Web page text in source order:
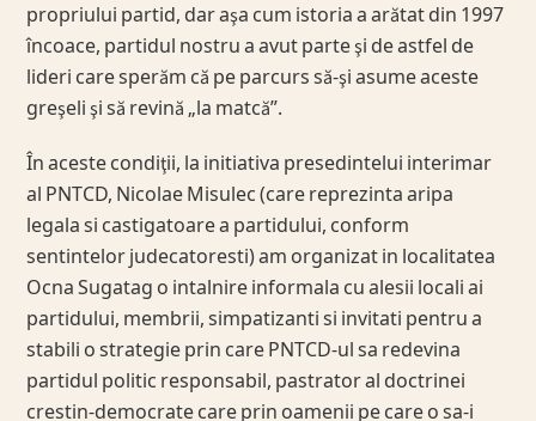
propriului partid, dar aşa cum istoria a arătat din 1997
încoace, partidul nostru a avut parte şi de astfel de
lideri care sperăm că pe parcurs să-şi asume aceste
greşeli şi să revină „la matcă”.
În aceste condiţii, la initiativa presedintelui interimar
al PNTCD, Nicolae Misulec (care reprezinta aripa
legala si castigatoare a partidului, conform
sentintelor judecatoresti) am organizat in localitatea
Ocna Sugatag o intalnire informala cu alesii locali ai
partidului, membrii, simpatizanti si invitati pentru a
stabili o strategie prin care PNTCD-ul sa redevina
partidul politic responsabil, pastrator al doctrinei
crestin-democrate care prin oamenii pe care o sa-i